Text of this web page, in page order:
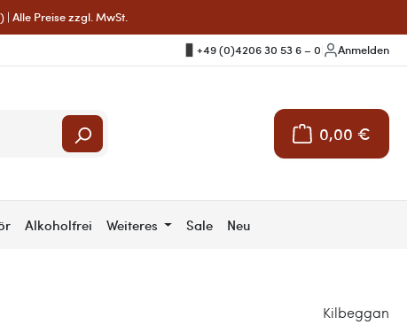
Alle Preise zzgl. MwSt.
+49 (0)4206 30 53 6 – 0 Anmelden
0,00 €
Warenkorb
Alkoholfrei Weiteres Sale Neu
Kilbeggan